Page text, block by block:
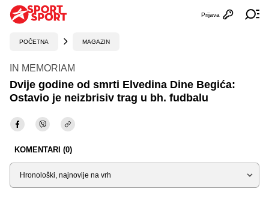
Otvori
Prijava
POČETNA MAGAZIN
IN MEMORIAM
Dvije godine od smrti Elvedina Dine Begića:
Ostavio je neizbrisiv trag u bh. fudbalu
KOMENTARI (0)
Sortiraj